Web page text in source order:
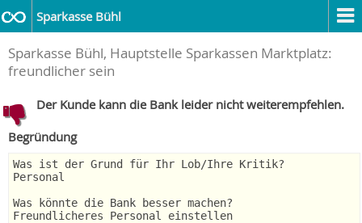
Sparkasse Bühl
Sparkasse Bühl, Hauptstelle Sparkassen Marktplatz:
freundlicher sein
Der Kunde kann die Bank leider nicht weiterempfehlen.
Begründung
Was ist der Grund für Ihr Lob/Ihre Kritik?
Personal
Was könnte die Bank besser machen?
Freundlicheres Personal einstellen